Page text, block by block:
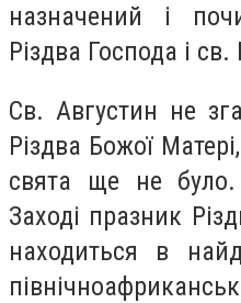
назначений і
Різдва Господа і св.
Св. Августин не
Різдва Божої
свята ще не
Заході празник
находиться в